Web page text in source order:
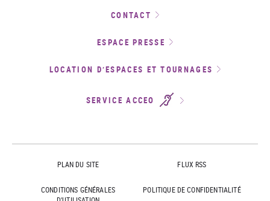
CONTACT
ESPACE PRESSE
LOCATION D’ESPACES ET TOURNAGES
SERVICE ACCEO
PLAN DU SITE FLUX RSS
CONDITIONS GÉNÉRALES
POLITIQUE DE CONFIDENTIALITÉ